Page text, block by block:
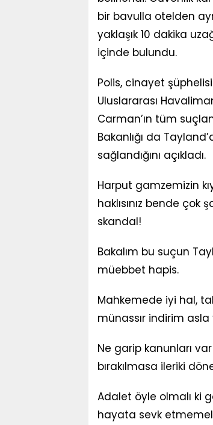
bir bavulla otelden
yaklaşık 10 dakika
içinde bulundu.
Polis, cinayet
Uluslararası
Carman’ın tüm
Bakanlığı da
sağlandığını açıkladı.
Harput gamzemizin
haklısınız bende
skandal!
Bakalım bu suçun
müebbet hapis.
Mahkemede iyi hal,
münassır indirim
Ne garip kanunları
bırakılmasa ileriki
Adalet öyle olmalı ki
hayata sevk